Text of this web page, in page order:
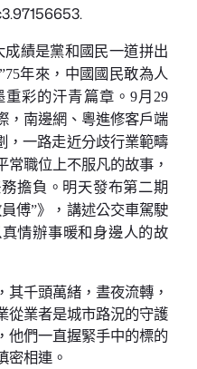
成績是黨和國民一道拼出
年來，中國國民敢為人
彩的汗青篇章。9月29
，南邊網、粵進修客戶端
，一路走近分歧行業範疇
常職位上不服凡的故事，
擔負。明天發布第二期
傅”》，講述公交車駕駛
情辦事暖和身邊人的故
千頭萬緒，晝夜流轉，
從業者是城市路況的守護
他們一直握緊手中的標的
密相連。